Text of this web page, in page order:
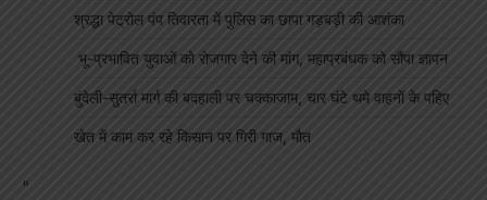
श्रद्धा पेट्रोल पंप तिवारता में पुलिस का छापा गड़बड़ी की आशंका
भू-प्रभावित युवाओं को रोजगार देने की मांग, महाप्रबंधक को सौंपा ज्ञापन
बुंदेली-सुतर्रा मार्ग की बदहाली पर चक्काजाम, चार घंटे थमे वाहनों के पहिए
खेत में काम कर रहे किसान पर गिरी गाज, मौत
"